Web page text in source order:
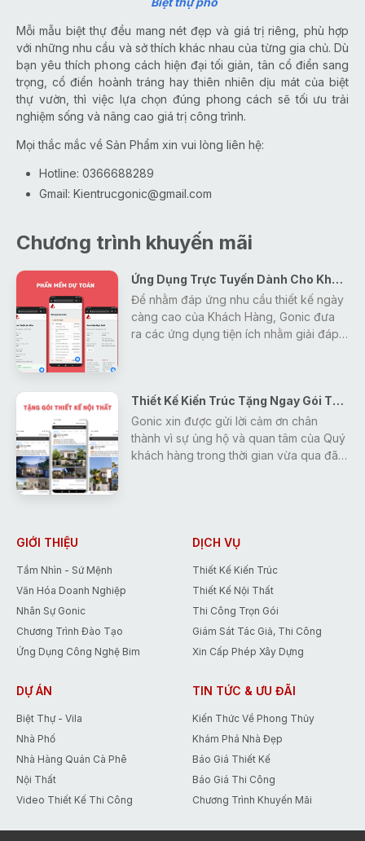
Mỗi mẫu biệt thự đều mang nét đẹp và giá trị riêng, phù hợp
với những nhu cầu và sở thích khác nhau của từng gia chủ. Dù
bạn yêu thích phong cách hiện đại tối giản, tân cổ điển sang
trọng, cổ điển hoành tráng hay thiên nhiên dịu mát của biệt
thự vườn, thì việc lựa chọn đúng phong cách sẽ tối ưu trải
nghiệm sống và nâng cao giá trị công trình.
Mọi thắc mắc về Sản Phẩm xin vui lòng liên hệ:
Hotline: 0366688289
Gmail: Kientrucgonic@gmail.com
Chương trình khuyến mãi
Ứng Dụng Trực Tuyến Dành Cho Khách Hàng
Để nhằm đáp ứng nhu cầu thiết kế ngày
càng cao của Khách Hàng, Gonic đưa
ra các ứng dụng tiện ích nhằm giải đáp
khách hàng.
Thiết Kế Kiến Trúc Tặng Ngay Gói Thiết Kế Nội Thất
Gonic xin được gửi lời cảm ơn chân
thành vì sự ủng hộ và quan tâm của Quý
khách hàng trong thời gian vừa qua đã
nhất trong tháng 5 giúp các Bạn tiết
GIỚI THIỆU
Tầm Nhìn - Sứ Mệnh
Văn Hóa Doanh Nghiệp
Nhân Sự Gonic
Chương Trình Đào Tạo
Ứng Dụng Công Nghệ Bim
DỊCH VỤ
Thiết Kế Kiến Trúc
Thiết Kế Nội Thất
Thi Công Trọn Gói
Giám Sát Tác Giả, Thi Công
Xin Cấp Phép Xây Dựng
DỰ ÁN
Biệt Thự - Vila
Nhà Phố
Nhà Hàng Quán Cà Phê
Nội Thất
Video Thiết Kế Thi Công
TIN TỨC & ƯU ĐÃI
Kiến Thức Về Phong Thủy
Khám Phá Nhà Đẹp
Báo Giá Thiết Kế
Báo Giá Thi Công
Chương Trình Khuyến Mãi